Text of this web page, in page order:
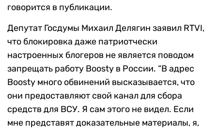
говорится в публикации.
Депутат Госдумы Михаил Делягин заявил RTVI,
что блокировка даже патриотчески
настроенных блогеров не является поводом
запрещать работу Boosty в России. “В адрес
Boosty много обвинений высказывается, что
они предоставляют свой канал для сбора
средств для ВСУ. Я сам этого не видел. Если
мне представят доказательные материалы, я,